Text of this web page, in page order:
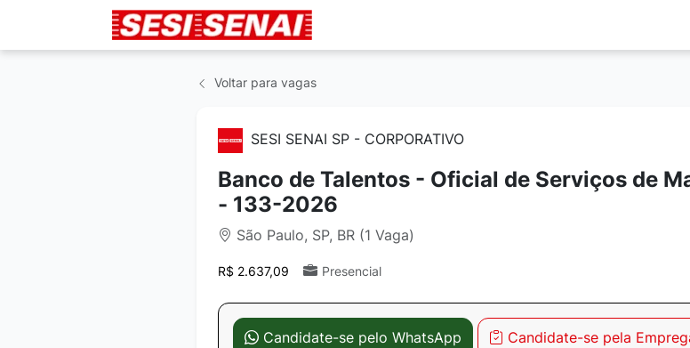
Voltar para vagas
SESI SENAI SP - CORPORATIVO
Banco de Talentos - Oficial de Serviços de
- 133-2026
São Paulo, SP, BR (1 Vaga)
R$ 2.637,09 Presencial
Candidate-se pelo WhatsApp Candidate-se pela